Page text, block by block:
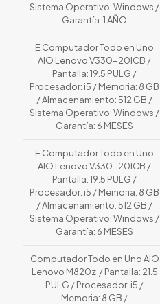
Sistema Operativo: Windows /
Garantía: 1 AÑO
E Computador Todo en Uno
AIO Lenovo V330-20ICB /
Pantalla: 19.5 PULG /
Procesador: i5 / Memoria: 8 GB
/ Almacenamiento: 512 GB /
Sistema Operativo: Windows /
Garantía: 6 MESES
E Computador Todo en Uno
AIO Lenovo V330-20ICB /
Pantalla: 19.5 PULG /
Procesador: i5 / Memoria: 8 GB
/ Almacenamiento: 512 GB /
Sistema Operativo: Windows /
Garantía: 6 MESES
Computador Todo en Uno AIO
Lenovo M820z / Pantalla: 21.5
PULG / Procesador: i5 /
Memoria: 8 GB /